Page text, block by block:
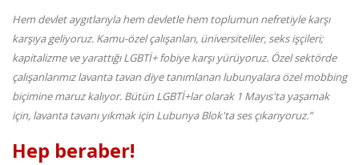
Hem devlet aygıtlarıyla hem devletle hem toplumun nefretiyle karşı
karşıya geliyoruz. Kamu-özel çalışanları, üniversiteliler, seks işçileri;
kapitalizme ve yarattığı LGBTİ+ fobiye karşı yürüyoruz. Özel sektörde
çalışanlarımız lavanta tavan diye tanımlanan lubunyalara özel mobbing
biçimine maruz kalıyor. Bütün LGBTİ+lar olarak 1 Mayıs'ta yaşamak
için, lavanta tavanı yıkmak için Lubunya Blok'ta ses çıkarıyoruz.”
Hep beraber!